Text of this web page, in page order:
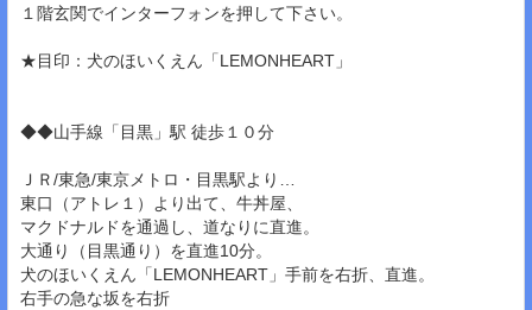
１階玄関でインターフォンを押して下さい。
★目印：犬のほいくえん「LEMONHEART」
◆◆山手線「目黒」駅 徒歩１０分
ＪＲ/東急/東京メトロ・目黒駅より…
東口（アトレ１）より出て、牛丼屋、
マクドナルドを通過し、道なりに直進。
大通り（目黒通り）を直進10分。
犬のほいくえん「LEMONHEART」手前を右折、直進。
右手の急な坂を右折